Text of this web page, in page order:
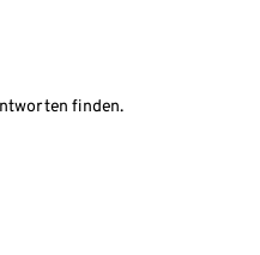
finden.